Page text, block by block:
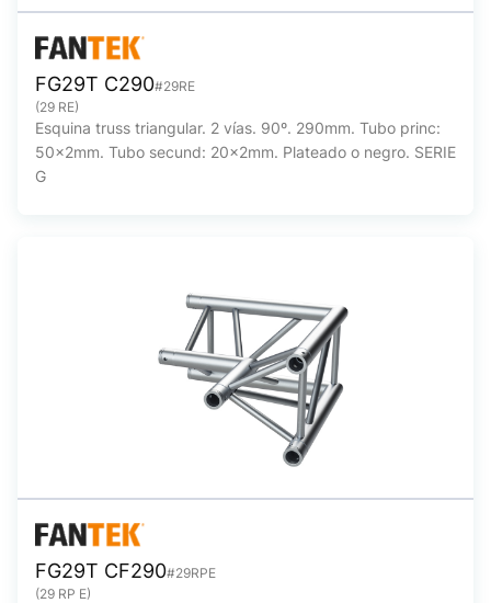
FG29T C290#29RE
(29 RE)
Esquina truss triangular. 2 vías. 90º. 290mm. Tubo princ:
50x2mm. Tubo secund: 20x2mm. Plateado o negro. SERIE
G
FG29T CF290#29RPE
(29 RP E)